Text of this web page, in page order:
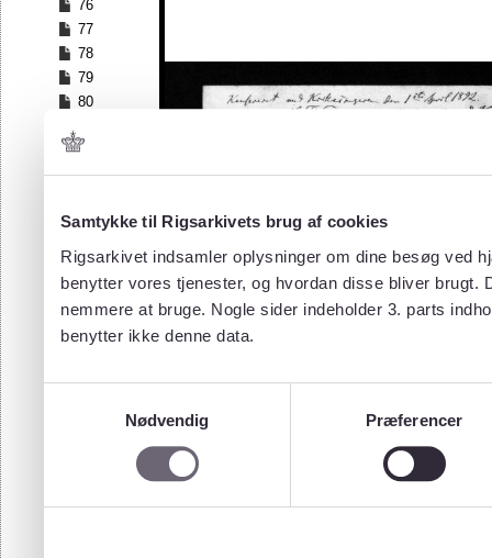
Samtykke til Rigsarkivets brug af cookies
Rigsarkivet indsamler oplysninger om dine besøg ved
benytter vores tjenester, og hvordan disse bliver
nemmere at bruge. Nogle sider indeholder 3. parts
benytter ikke denne data.
Nødvendig
Præferencer
76
77
78
79
80
82
83
85
87
88
89
90
97